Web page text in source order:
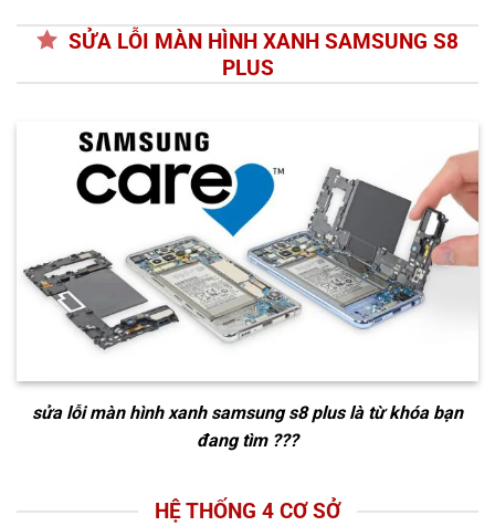
SỬA LỖI MÀN HÌNH XANH SAMSUNG S8
PLUS
sửa lỗi màn hình xanh samsung s8 pluslà từ khóa bạn
đang tìm ???
HỆ THỐNG 4 CƠ SỞ